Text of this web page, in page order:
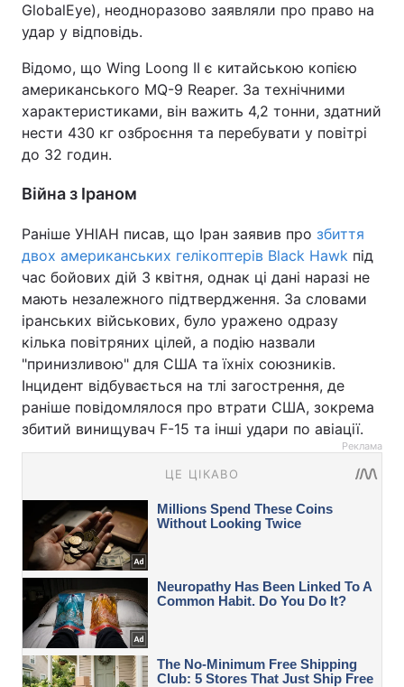
GlobalEye), неодноразово заявляли про право на
удар у відповідь.
Відомо, що Wing Loong II є китайською копією
американського MQ-9 Reaper. За технічними
характеристиками, він важить 4,2 тонни, здатний
нести 430 кг озброєння та перебувати у повітрі
до 32 годин.
Війна з Іраном
Раніше УНІАН писав, що Іран заявив про збиття
двох американських гелікоптерів Black Hawk під
час бойових дій 3 квітня, однак ці дані наразі не
мають незалежного підтвердження. За словами
іранських військових, було уражено одразу
кілька повітряних цілей, а подію назвали
"принизливою" для США та їхніх союзників.
Інцидент відбувається на тлі загострення, де
раніше повідомлялося про втрати США, зокрема
збитий винищувач F-15 та інші удари по авіації.
Реклама